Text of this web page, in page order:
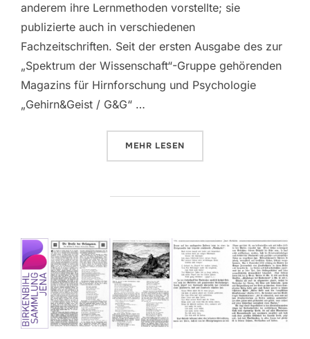
anderem ihre Lernmethoden vorstellte; sie
publizierte auch in verschiedenen
Fachzeitschriften. Seit der ersten Ausgabe des zur
„Spektrum der Wissenschaft“-Gruppe gehörenden
Magazins für Hirnforschung und Psychologie
„Gehirn&Geist / G&G“ …
MEHR ÜBER „„GEHIRNTRAINING MIT
LESEN